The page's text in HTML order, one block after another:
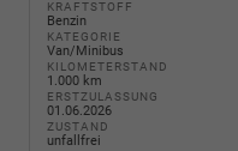
KRAFTSTOFF
Benzin
KATEGORIE
Van/Minibus
KILOMETERSTAND
1.000 km
ERSTZULASSUNG
01.06.2026
ZUSTAND
unfallfrei